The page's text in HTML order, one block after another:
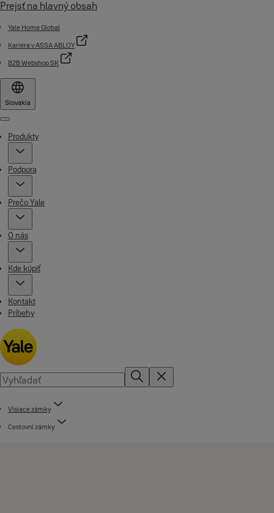
Prejsť na hlavný obsah
Yale Home Global
Kariéra v ASSA ABLOY
B2B Webshop SK
Slovakia
Menu
Produkty
Podpora
Prečo Yale
O nás
Kde kúpiť
Kontakt
Príbehy
Visiace zámky
Cestovní zámky